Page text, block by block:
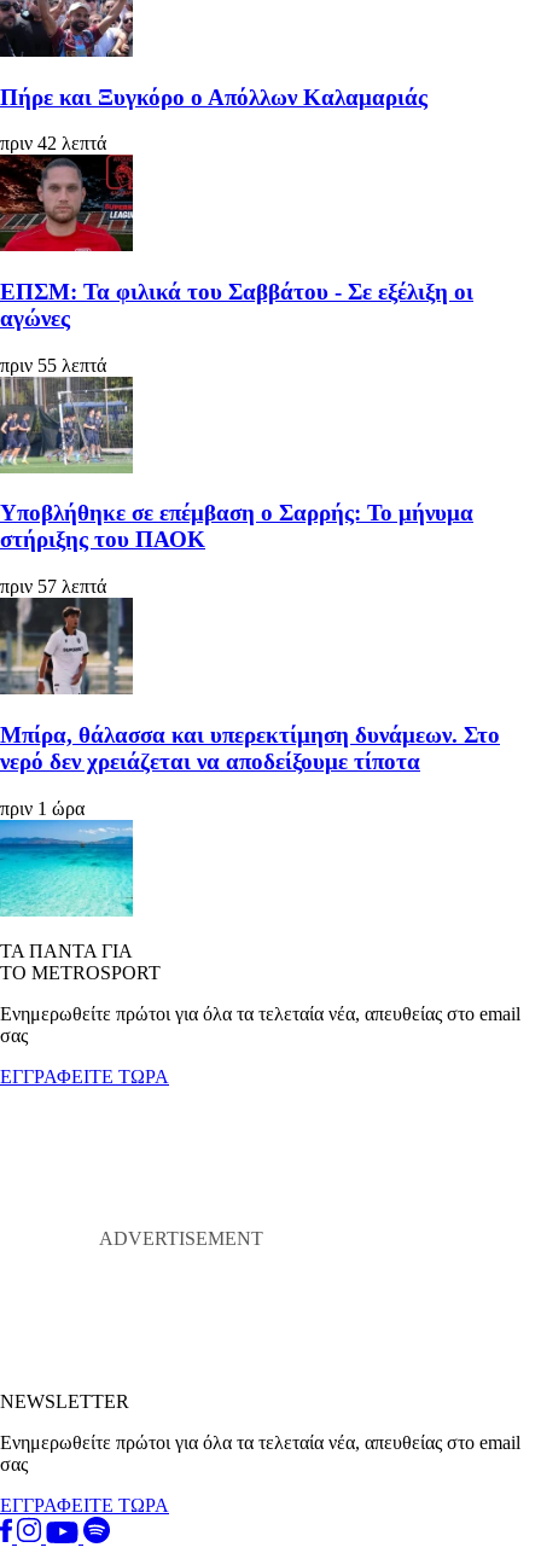
Πήρε και Ξυγκόρο ο Απόλλων Καλαμαριάς
πριν 42 λεπτά
ΕΠΣΜ: Τα φιλικά του Σαββάτου - Σε εξέλιξη οι
αγώνες
πριν 55 λεπτά
Υποβλήθηκε σε επέμβαση ο Σαρρής: Το μήνυμα
στήριξης του ΠΑΟΚ
πριν 57 λεπτά
Μπίρα, θάλασσα και υπερεκτίμηση δυνάμεων. Στο
νερό δεν χρειάζεται να αποδείξουμε τίποτα
πριν 1 ώρα
ΤΑ ΠΑΝΤΑ ΓΙΑ
ΤΟ METROSPORT
Ενημερωθείτε πρώτοι για όλα τα τελεταία νέα, απευθείας στο email
σας
ΕΓΓΡΑΦΕΙΤΕ ΤΩΡΑ
NEWSLETTER
Ενημερωθείτε πρώτοι για όλα τα τελεταία νέα, απευθείας στο email
σας
ΕΓΓΡΑΦΕΙΤΕ ΤΩΡΑ